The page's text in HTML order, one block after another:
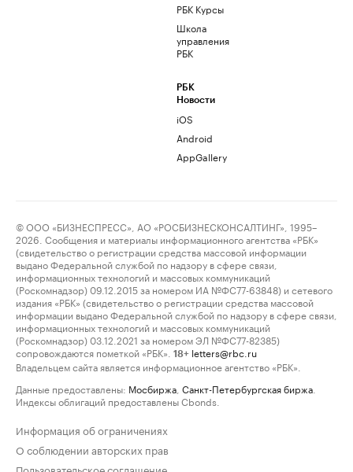
РБК Курсы
Школа
управления
РБК
РБК
Новости
iOS
Android
AppGallery
© ООО «БИЗНЕСПРЕСС», АО «РОСБИЗНЕСКОНСАЛТИНГ», 1995–
2026. Сообщения и материалы информационного агентства «РБК»
(свидетельство о регистрации средства массовой информации
выдано Федеральной службой по надзору в сфере связи,
информационных технологий и массовых коммуникаций
(Роскомнадзор) 09.12.2015 за номером ИА №ФС77-63848) и сетевого
издания «РБК» (свидетельство о регистрации средства массовой
информации выдано Федеральной службой по надзору в сфере связи,
информационных технологий и массовых коммуникаций
(Роскомнадзор) 03.12.2021 за номером ЭЛ №ФС77-82385)
сопровождаются пометкой «РБК».
18+ letters@rbc.ru
Владельцем сайта является информационное агентство «РБК».
Данные предоставлены: Мосбиржа Санкт-Петербургская биржа
Индексы облигаций предоставлены Cbonds.
Информация об ограничениях
О соблюдении авторских прав
Пользовательское соглашение